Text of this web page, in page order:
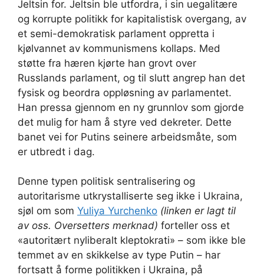
Jeltsin for. Jeltsin ble utfordra, i sin uegalitære
og korrupte politikk for kapitalistisk overgang, av
et semi-demokratisk parlament oppretta i
kjølvannet av kommunismens kollaps. Med
støtte fra hæren kjørte han grovt over
Russlands parlament, og til slutt angrep han det
fysisk og beordra oppløsning av parlamentet.
Han pressa gjennom en ny grunnlov som gjorde
det mulig for ham å styre ved dekreter. Dette
banet vei for Putins seinere arbeidsmåte, som
er utbredt i dag.
Denne typen politisk sentralisering og
autoritarisme utkrystalliserte seg ikke i Ukraina,
sjøl om som Yuliya Yurchenko (linken er lagt til
av oss. Oversetters merknad) forteller oss et
«autoritært nyliberalt kleptokrati» – som ikke ble
temmet av en skikkelse av type Putin – har
fortsatt å forme politikken i Ukraina, på